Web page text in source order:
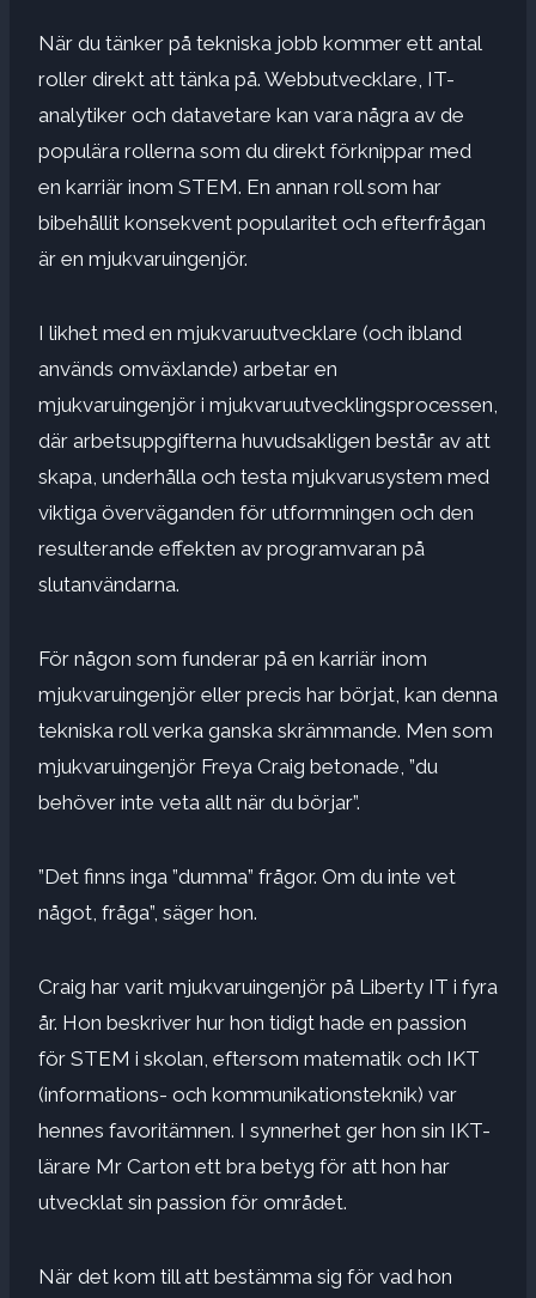
När du tänker på tekniska jobb kommer ett antal
roller direkt att tänka på. Webbutvecklare, IT-
analytiker och datavetare kan vara några av de
populära rollerna som du direkt förknippar med
en karriär inom STEM. En annan roll som har
bibehållit konsekvent popularitet och efterfrågan
är en mjukvaruingenjör.
I likhet med en mjukvaruutvecklare (och ibland
används omväxlande) arbetar en
mjukvaruingenjör i mjukvaruutvecklingsprocessen,
där arbetsuppgifterna huvudsakligen består av att
skapa, underhålla och testa mjukvarusystem med
viktiga överväganden för utformningen och den
resulterande effekten av programvaran på
slutanvändarna.
För någon som funderar på en karriär inom
mjukvaruingenjör eller precis har börjat, kan denna
tekniska roll verka ganska skrämmande. Men som
mjukvaruingenjör Freya Craig betonade, ”du
behöver inte veta allt när du börjar”.
”Det finns inga ”dumma” frågor. Om du inte vet
något, fråga”, säger hon.
Craig har varit mjukvaruingenjör på Liberty IT i fyra
år. Hon beskriver hur hon tidigt hade en passion
för STEM i skolan, eftersom matematik och IKT
(informations- och kommunikationsteknik) var
hennes favoritämnen. I synnerhet ger hon sin IKT-
lärare Mr Carton ett bra betyg för att hon har
utvecklat sin passion för området.
När det kom till att bestämma sig för vad hon